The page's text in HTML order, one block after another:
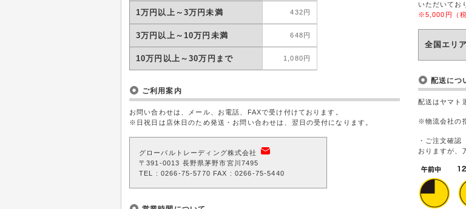
1万円以上～3万円未満 432円
3万円以上～10万円未満 648円
10万円以上～30万円まで 1,080円
ご利用案内
お問い合わせは、メール、お電話、FAXで受け付けております。
※日祝日は店休日のため発送・お問い合わせは、翌日の受付になります。
グローバルトレーディング株式会社
〒391-0013 長野県茅野市宮川7495
TEL : 0266-75-5770 FAX : 0266-75-5440
いただいてお
※5,000円（税
全国エリア
配送につ
配送はヤマト
※物流会社の
・ご注文確
おりますが、